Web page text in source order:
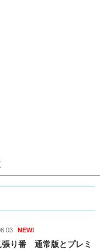
NEW!
張り番 通常版とプレミ